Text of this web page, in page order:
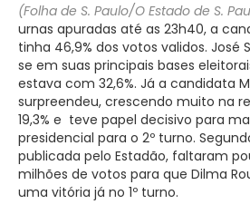
(Folha de S. Paulo/O Estado de S.
urnas apuradas até as 23h40, a
tinha 46,9% dos votos validos. José
se em suas principais bases
estava com 32,6%. Já a candidata
surpreendeu, crescendo muito na
19,3% e teve papel decisivo para
presidencial para o 2º turno.
publicada pelo Estadão, faltaram
milhões de votos para que Dilma
uma vitória já no 1º turno.